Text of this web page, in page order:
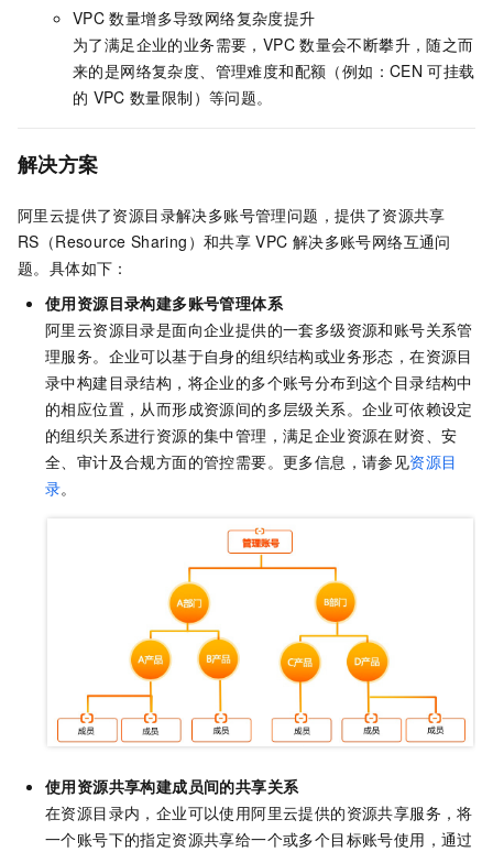
VPC 数量增多导致网络复杂度提升
为了满足企业的业务需要，VPC 数量会不断攀升，随之而
来的是网络复杂度、管理难度和配额（例如：CEN 可挂载
的 VPC 数量限制）等问题。
解决方案
阿里云提供了资源目录解决多账号管理问题，提供了资源共享
RS（Resource Sharing）和共享 VPC 解决多账号网络互通问
题。具体如下：
使用资源目录构建多账号管理体系
阿里云资源目录是面向企业提供的一套多级资源和账号关系管
理服务。企业可以基于自身的组织结构或业务形态，在资源目
录中构建目录结构，将企业的多个账号分布到这个目录结构中
的相应位置，从而形成资源间的多层级关系。企业可依赖设定
的组织关系进行资源的集中管理，满足企业资源在财资、安
全、审计及合规方面的管控需要。更多信息，请参见资源目
录。
使用资源共享构建成员间的共享关系
在资源目录内，企业可以使用阿里云提供的资源共享服务，将
一个账号下的指定资源共享给一个或多个目标账号使用，通过